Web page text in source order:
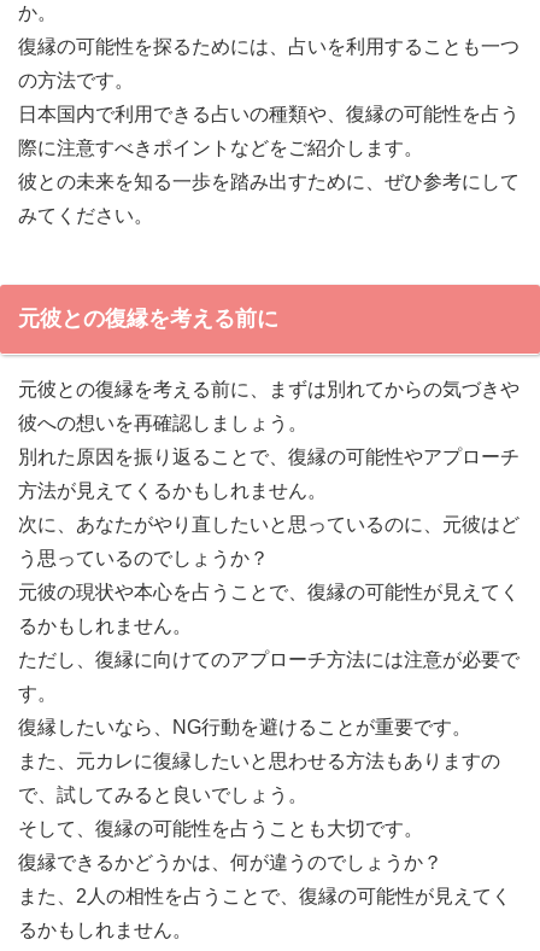
か。
復縁の可能性を探るためには、占いを利用することも一つ
の方法です。
日本国内で利用できる占いの種類や、復縁の可能性を占う
際に注意すべきポイントなどをご紹介します。
彼との未来を知る一歩を踏み出すために、ぜひ参考にして
みてください。
元彼との復縁を考える前に
元彼との復縁を考える前に、まずは別れてからの気づきや
彼への想いを再確認しましょう。
別れた原因を振り返ることで、復縁の可能性やアプローチ
方法が見えてくるかもしれません。
次に、あなたがやり直したいと思っているのに、元彼はど
う思っているのでしょうか？
元彼の現状や本心を占うことで、復縁の可能性が見えてく
るかもしれません。
ただし、復縁に向けてのアプローチ方法には注意が必要で
す。
復縁したいなら、NG行動を避けることが重要です。
また、元カレに復縁したいと思わせる方法もありますの
で、試してみると良いでしょう。
そして、復縁の可能性を占うことも大切です。
復縁できるかどうかは、何が違うのでしょうか？
また、2人の相性を占うことで、復縁の可能性が見えてく
るかもしれません。